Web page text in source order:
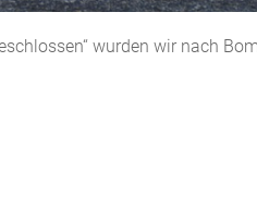
wurden wir nach